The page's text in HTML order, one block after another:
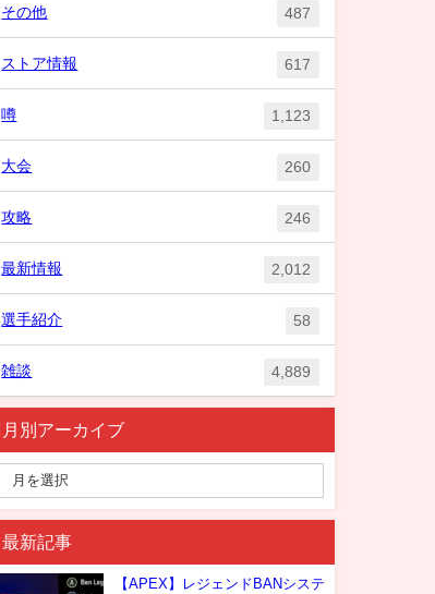
その他 487
ストア情報 617
噂 1,123
大会 260
攻略 246
最新情報 2,012
選手紹介 58
雑談 4,889
月別アーカイブ
最新記事
【APEX】レジェンドBANシステ